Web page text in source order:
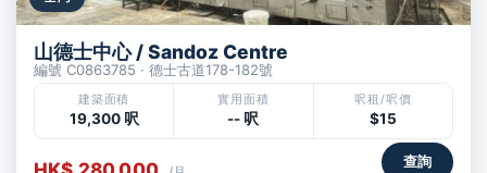
山德士中心 / Sandoz Centre
編號 C0863785 · 德士古道178-182號
建築面積
19,300 呎
實用面積
-- 呎
呎租/呎價
$15
查詢